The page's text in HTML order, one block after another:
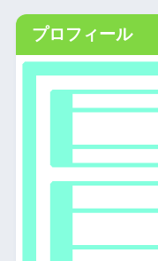
プロフィール